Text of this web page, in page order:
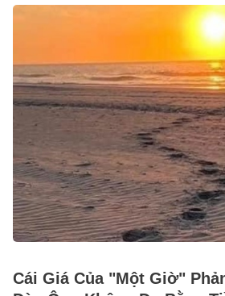
Cái Giá Của "Một Giờ"